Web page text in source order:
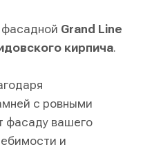
Grand Line
кирпича.
с ровными
фасаду вашего
и